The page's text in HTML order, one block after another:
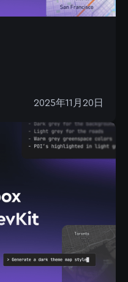
2025年11月20日